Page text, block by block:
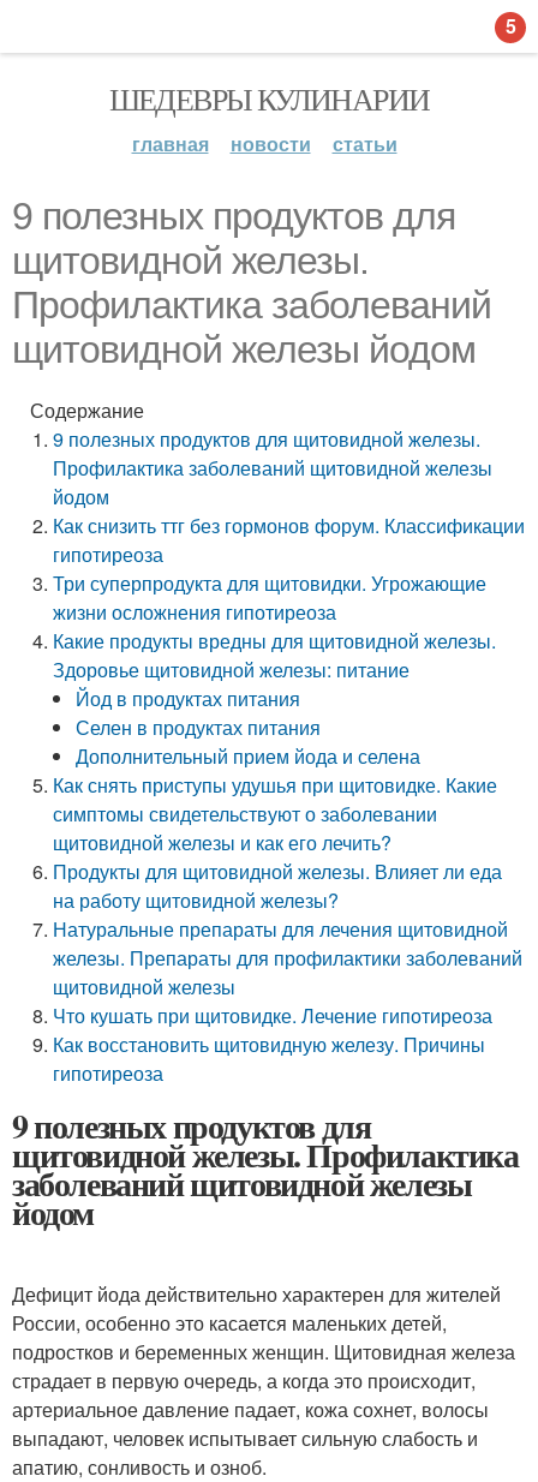
ШЕДЕВРЫ КУЛИНАРИИ
главная новости статьи
9 полезных продуктов для
щитовидной железы.
Профилактика заболеваний
щитовидной железы йодом
Содержание
9 полезных продуктов для щитовидной железы.
Профилактика заболеваний щитовидной железы
йодом
Как снизить ттг без гормонов форум. Классификации
гипотиреоза
Три суперпродукта для щитовидки. Угрожающие
жизни осложнения гипотиреоза
Какие продукты вредны для щитовидной железы.
Здоровье щитовидной железы: питание
Йод в продуктах питания
Селен в продуктах питания
Дополнительный прием йода и селена
Как снять приступы удушья при щитовидке. Какие
симптомы свидетельствуют о заболевании
щитовидной железы и как его лечить?
Продукты для щитовидной железы. Влияет ли еда
на работу щитовидной железы?
Натуральные препараты для лечения щитовидной
железы. Препараты для профилактики заболеваний
щитовидной железы
Что кушать при щитовидке. Лечение гипотиреоза
Как восстановить щитовидную железу. Причины
гипотиреоза
9 полезных продуктов для
щитовидной железы. Профилактика
заболеваний щитовидной железы
йодом
Дефицит йода действительно характерен для жителей
России, особенно это касается маленьких детей,
подростков и беременных женщин. Щитовидная железа
страдает в первую очередь, а когда это происходит,
артериальное давление падает, кожа сохнет, волосы
выпадают, человек испытывает сильную слабость и
апатию, сонливость и озноб.
5